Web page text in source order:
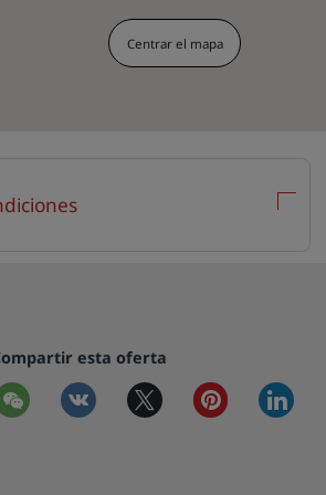
Centrar el mapa
esta oferta
wechat vkontaktetwitter pinterest